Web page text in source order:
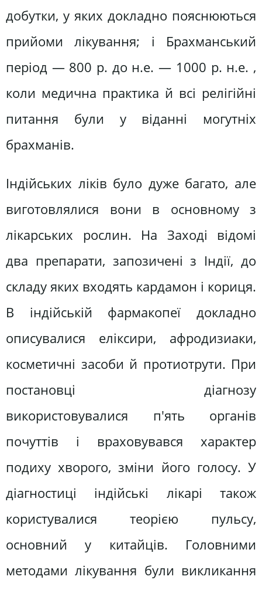
добутки, у яких докладно пояснюються
прийоми лікування; і Брахманський
період — 800 р. до н.е. — 1000 р. н.е. ,
коли медична практика й всі релігійні
питання були у віданні могутніх
брахманів.
Індійських ліків було дуже багато, але
виготовлялися вони в основному з
лікарських рослин. На Заході відомі
два препарати, запозичені з Індії, до
складу яких входять кардамон і кориця.
В індійській фармакопеї докладно
описувалися еліксири, афродизиаки,
косметичні засоби й протиотрути. При
постановці діагнозу
використовувалися п'ять органів
почуттів і враховувався характер
подиху хворого, зміни його голосу. У
діагностиці індійські лікарі також
користувалися теорією пульсу,
основний у китайців. Головними
методами лікування були викликання